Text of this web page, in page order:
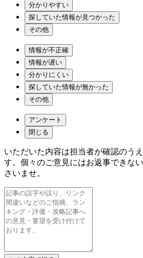
分かりやすい
探していた情報が見つかった
その他
情報が不正確
情報が遅い
分かりにくい
探していた情報が無かった
その他
アンケート
閉じる
いただいた内容は担当者が確認のう
す。個々のご意見にはお返事できな
さいませ。